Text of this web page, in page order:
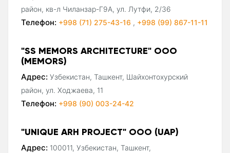
район, кв-л Чиланзар-Г9А, ул. Лутфи, 2/36
Телефон: +998 (71) 275-43-16 , +998 (99) 867-11-11
"SS MEMORS ARCHITECTURE" ООО
(MEMORS)
Адрес: Узбекистан, Ташкент, Шайхонтохурский
район, ул. Ходжаева, 11
Телефон: +998 (90) 003-24-42
"UNIQUE ARH PROJECT" ООО (UAP)
Адрес: 100011, Узбекистан, Ташкент,